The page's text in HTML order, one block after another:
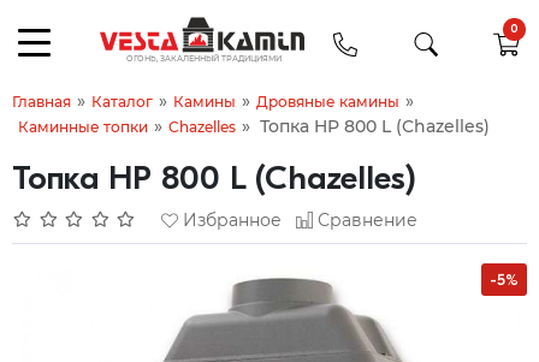
0
Главная » Каталог » Камины » Дровяные камины »
Каминные топки » Chazelles » Топка HP 800 L (Chazelles)
Топка HP 800 L (Chazelles)
Избранное Сравнение
-5%